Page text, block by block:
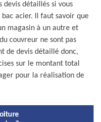
devis détaillés si vous
acier. Il faut savoir que
magasin à un autre et
couvreur ne sont pas
de devis détaillé donc,
sur le montant total
pour la réalisation de